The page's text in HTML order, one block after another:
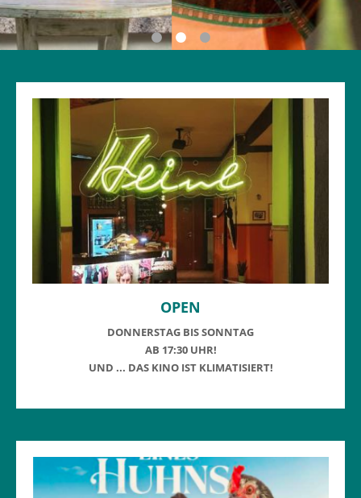
OPEN
DONNERSTAG BIS SONNTAG
AB 17:30 UHR!
UND ... DAS KINO IST KLIMATISIERT!